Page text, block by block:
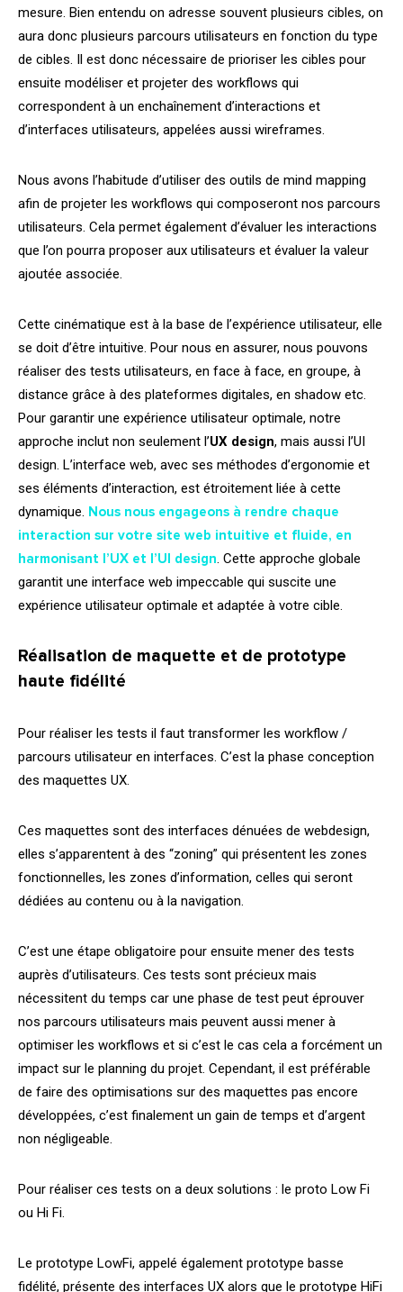
mesure. Bien entendu on adresse souvent plusieurs cibles, on
aura donc plusieurs parcours utilisateurs en fonction du type
de cibles. Il est donc nécessaire de prioriser les cibles pour
ensuite modéliser et projeter des workflows qui
correspondent à un enchaînement d’interactions et
d’interfaces utilisateurs, appelées aussi wireframes.
Nous avons l’habitude d’utiliser des outils de mind mapping
afin de projeter les workflows qui composeront nos parcours
utilisateurs. Cela permet également d’évaluer les interactions
que l’on pourra proposer aux utilisateurs et évaluer la valeur
ajoutée associée.
Cette cinématique est à la base de l’expérience utilisateur, elle
se doit d’être intuitive. Pour nous en assurer, nous pouvons
réaliser des tests utilisateurs, en face à face, en groupe, à
distance grâce à des plateformes digitales, en shadow etc.
Pour garantir une expérience utilisateur optimale, notre
approche inclut non seulement l’UX design, mais aussi l’UI
design. L’interface web, avec ses méthodes d’ergonomie et
ses éléments d’interaction, est étroitement liée à cette
dynamique. Nous nous engageons à rendre chaque
interaction sur votre site web intuitive et fluide, en
harmonisant l’UX et l’UI design. Cette approche globale
garantit une interface web impeccable qui suscite une
expérience utilisateur optimale et adaptée à votre cible.
Réalisation de maquette et de prototype
haute fidélité
Pour réaliser les tests il faut transformer les workflow /
parcours utilisateur en interfaces. C’est la phase conception
des maquettes UX.
Ces maquettes sont des interfaces dénuées de webdesign,
elles s’apparentent à des “zoning” qui présentent les zones
fonctionnelles, les zones d’information, celles qui seront
dédiées au contenu ou à la navigation.
C’est une étape obligatoire pour ensuite mener des tests
auprès d’utilisateurs. Ces tests sont précieux mais
nécessitent du temps car une phase de test peut éprouver
nos parcours utilisateurs mais peuvent aussi mener à
optimiser les workflows et si c’est le cas cela a forcément un
impact sur le planning du projet. Cependant, il est préférable
de faire des optimisations sur des maquettes pas encore
développées, c’est finalement un gain de temps et d’argent
non négligeable.
Pour réaliser ces tests on a deux solutions : le proto Low Fi
ou Hi Fi.
Le prototype LowFi, appelé également prototype basse
fidélité, présente des interfaces UX alors que le prototype HiFi